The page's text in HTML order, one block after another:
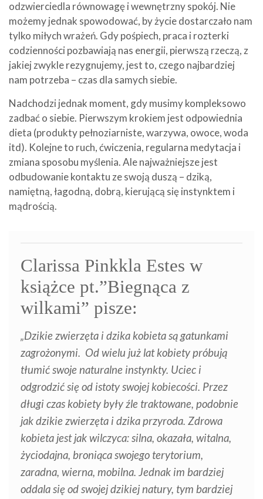
odzwierciedla równowagę i wewnętrzny spokój. Nie
możemy jednak spowodować, by życie dostarczało nam
tylko miłych wrażeń. Gdy pośpiech, praca i rozterki
codzienności pozbawiają nas energii, pierwszą rzeczą, z
jakiej zwykle rezygnujemy, jest to, czego najbardziej
nam potrzeba – czas dla samych siebie.
Nadchodzi jednak moment, gdy musimy kompleksowo
zadbać o siebie. Pierwszym krokiem jest odpowiednia
dieta (produkty pełnoziarniste, warzywa, owoce, woda
itd). Kolejne to ruch, ćwiczenia, regularna medytacja i
zmiana sposobu myślenia. Ale najważniejsze jest
odbudowanie kontaktu ze swoją duszą – dziką,
namiętną, łagodną, dobrą, kierującą się instynktem i
mądrością.
Clarissa Pinkkla Estes w
książce pt.”Biegnąca z
wilkami” pisze:
„Dzikie zwierzęta i dzika kobieta są gatunkami
zagrożonymi. Od wielu już lat kobiety próbują
tłumić swoje naturalne instynkty. Uciec i
odgrodzić się od istoty swojej kobiecości. Przez
długi czas kobiety były źle traktowane, podobnie
jak dzikie zwierzęta i dzika przyroda. Zdrowa
kobieta jest jak wilczyca: silna, okazała, witalna,
życiodajna, broniąca swojego terytorium,
zaradna, wierna, mobilna. Jednak im bardziej
oddala się od swojej dzikiej natury, tym bardziej